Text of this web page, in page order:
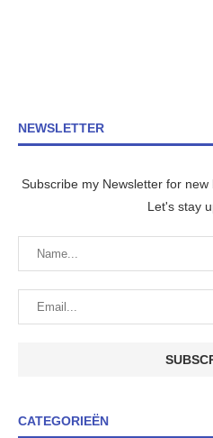
NEWSLETTER
Subscribe my Newsletter for
Let's stay
CATEGORIEËN